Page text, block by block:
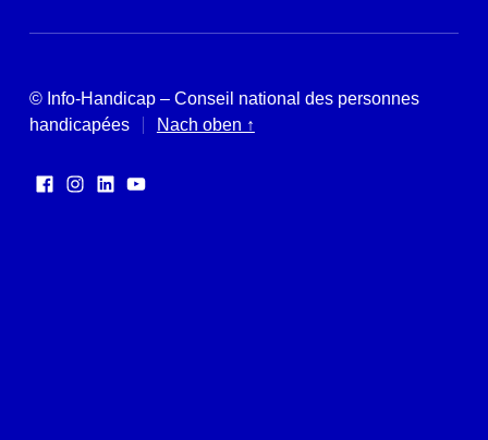
© Info-Handicap – Conseil national des personnes
handicapées
Nach oben ↑
Facebook
Instagram
LinkedIn